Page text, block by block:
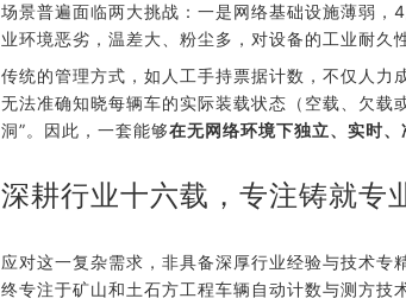
场景普遍面临两大挑战：一是网络基础设施薄弱
业环境恶劣，温差大、粉尘多，对设备的工业耐久
传统的管理方式，如人工手持票据计数，不仅人
无法准确知晓每辆车的实际装载状态（空载、欠载
洞”。因此，一套能够在无网络环境下独立、实时
深耕行业十六载，专注铸就专
应对这一复杂需求，非具备深厚行业经验与技术专
终专注于矿山和土石方工程车辆自动计数与测方技